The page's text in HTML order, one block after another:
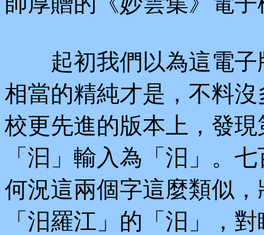
起初我們以為這電子
相當的精純才是，不料
校更先進的版本上，發
「汩」輸入為「汨」。
何況這兩個字這麼類似
「汨羅江」的「汨」，